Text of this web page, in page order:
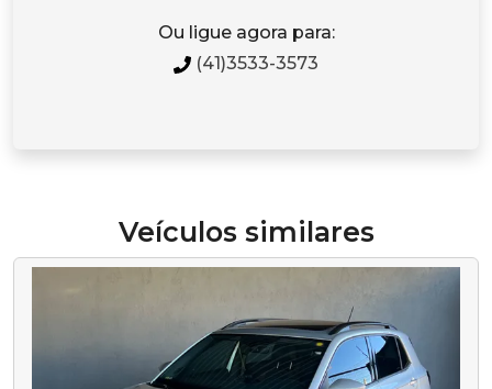
Ou ligue agora para:
(41)3533-3573
Veículos similares